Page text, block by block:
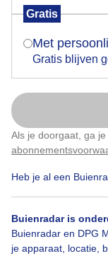
Gratis
Met
Gratis blijven
Als je doorgaat, ga
Heb je al een
Buienradar is
Buienradar en DPG
je apparaat, locatie,
Populaire
Lente
Zomer
Over
Bedrijfsgegevens
Veelgestelde
Is
Klik